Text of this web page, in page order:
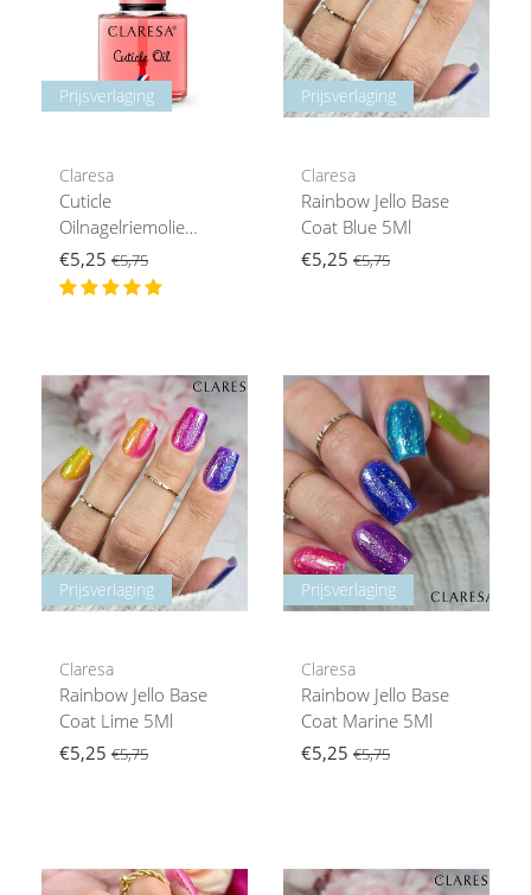
Prijsverlaging
Claresa
Cuticle
Oilnagelriemolie
Cherry 5 G
€5,25 €5,75
Prijsverlaging
Claresa
Rainbow Jello Base
Coat Blue 5Ml
€5,25 €5,75
Prijsverlaging
Claresa
Rainbow Jello Base
Coat Lime 5Ml
€5,25 €5,75
Prijsverlaging
Claresa
Rainbow Jello Base
Coat Marine 5Ml
€5,25 €5,75